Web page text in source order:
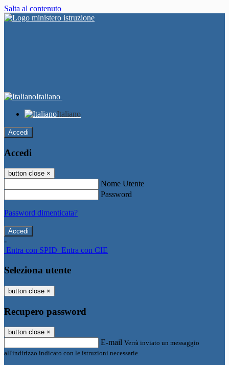
Salta al contenuto
Italiano
Italiano
Accedi
Accedi
button close ×
Nome Utente
Password
Password dimenticata?
-
Entra con SPID Entra con CIE
Seleziona utente
button close ×
Recupero password
button close ×
E-mail Verrà inviato un messaggio
all'indirizzo indicato con le istruzioni necessarie.